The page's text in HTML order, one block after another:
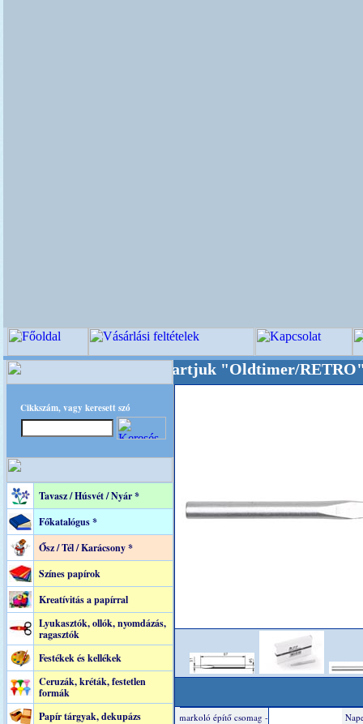
Cikkszám, vagy keresett szó
Tavasz / Húsvét / Nyár *
Főkatalógus *
Ősz / Tél / Karácsony *
Színes papírok
Kreatívitás a papírral
Lyukasztók, ollók, nyomdázás,
ragasztók
Festékek és kellékek
Ceruzák, kréták, festetlen
formák
Papír tárgyak, dekupázs
akarattal tartjuk "Oldtimer/RETRO"